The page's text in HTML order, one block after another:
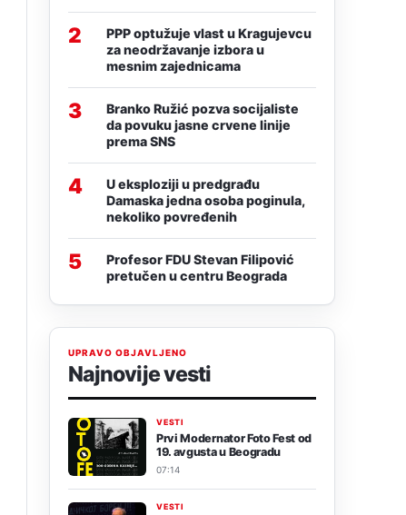
2
PPP optužuje vlast u Kragujevcu
za neodržavanje izbora u
mesnim zajednicama
3
Branko Ružić pozva socijaliste
da povuku jasne crvene linije
prema SNS
4
U eksploziji u predgrađu
Damaska jedna osoba poginula,
nekoliko povređenih
5
Profesor FDU Stevan Filipović
pretučen u centru Beograda
UPRAVO OBJAVLJENO
Najnovije vesti
VESTI
Prvi Modernator Foto Fest od
19. avgusta u Beogradu
07:14
VESTI